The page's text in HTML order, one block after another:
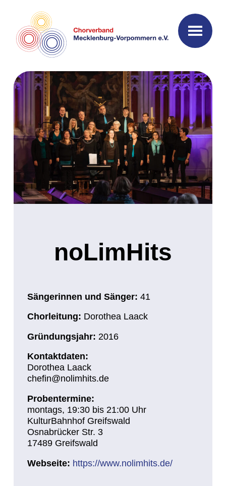
noLimHits
Sängerinnen und Sänger: 41
Chorleitung: Dorothea Laack
Gründungsjahr: 2016
Kontaktdaten:
Dorothea Laack
chefin@nolimhits.de
Probentermine:
montags, 19:30 bis 21:00 Uhr
KulturBahnhof Greifswald
Osnabrücker Str. 3
17489 Greifswald
Webseite: https://www.nolimhits.de/